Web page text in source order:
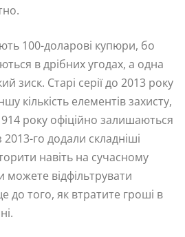
100-доларові купюри, бо
в дрібних угодах, а одна
зиск. Старі серії до 2013 року
кількість елементів захисту,
року офіційно залишаються
2013-го додали складніші
навіть на сучасному
відфільтрувати
до того, як втратите гроші в